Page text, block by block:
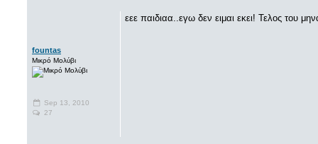
fountas
Μικρό Μολύβι
Sep 13, 2010
27
εεε παιδιαα..εγω δεν ειμαι εκει! Τελος